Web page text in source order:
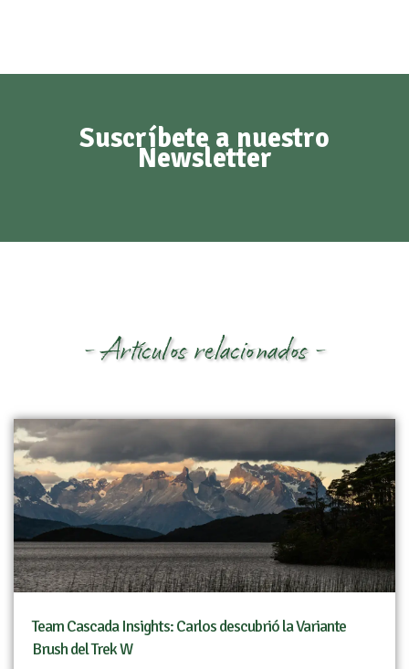
Suscríbete a nuestro
Newsletter
- Artículos relacionados -
Team Cascada Insights: Carlos descubrió la Variante
Brush del Trek W